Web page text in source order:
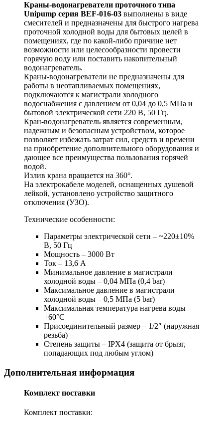
Краны-водонагреватели проточного типа
Unipump серия BEF-016-03 выполнены в виде
смесителей и предназначены для быстрого нагрева
проточной холодной воды для бытовых целей в
помещениях, где по какой-либо причине нет
возможности или целесообразности провести
горячую воду или поставить накопительный
водонагреватель.
Краны-водонагреватели не предназначены для
работы в неотапливаемых помещениях,
подключаются к магистрали холодного
водоснабжения с давлением от 0,04 до 0,5 МПа и
бытовой электрической сети 220 В, 50 Гц.
Кран-водонагреватель является современным,
надежным и безопасным устройством, которое
позволяет избежать затрат сил, средств и времени
на приобретение дополнительного оборудования и
дающее все преимущества пользования горячей
водой.
Излив крана вращается на 360°.
На электрокабеле моделей, оснащенных душевой
лейкой, установлено устройство защитного
отключения (УЗО).
Технические особенности:
Параметры электрической сети – ~220±10%
В, 50 Гц
Мощность – 3000 Вт
Ток – 13,6 А
Минимальное давление в магистрали
холодной воды – 0,04 МПа (0,4 bar)
Максимальное давление в магистрали
холодной воды – 0,5 МПа (5 bar)
Максимальная температура нагрева воды –
+60°С
Присоединительный размер – 1/2″ (наружная
резьба)
Степень защиты – IPX4 (защита от брызг,
попадающих под любым углом)
Дополнительная информация
Комплект поставки
Комплект поставки: